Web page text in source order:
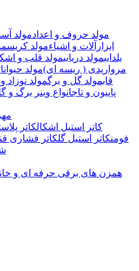
مولد حروف و اعدادمولد
ابزارآلات و اشیاءمولد
یلداییمولد دریاییمولد قلب و
مرواریدی ( ریسه ای)مولد
قابمولد گل و برگمولد نوزاد
پاپیون و تاجانواع وینر برگ و
کاتر استیل اشکالکاتر
فومنکاتر استیل گلکاتر فشاری
همزن های برقی حرفه ای و